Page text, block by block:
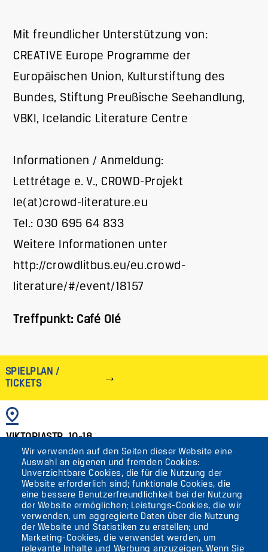
Wir verwenden auf den Seiten dieser Website eine
Auswahl an eigenen und fremden Cookies:
Unverzichtbare Cookies, die für die Nutzung der
Website erforderlich sind; funktionale Cookies, die
eine bessere Benutzerfreundlichkeit bei der Nutzung
der Website ermöglichen; Leistungs-Cookies, die wir
verwenden, um aggregierte Daten über die Nutzung
der Website und Statistiken zu erstellen; und
Marketing-Cookies, die verwendet werden, um
relevante Inhalte und Werbung anzuzeigen. Wenn Sie
Mit freundlicher Unterstützung von:
CREATIVE Europe Programme der
Europäischen Union, Kulturstiftung des
Bundes, Stiftung Preußische Seehandlung,
VBKI, Icelandic Literature Centre
Informationen / Anmeldung:
Lettrétage e. V., CROWD-Projekt
le(at)crowd-literature.eu
Tel.: 030 695 64 833
Weitere Informationen unter
http://crowdlitbus.eu/eu.crowd-
literature/#/event/18157
Treffpunkt: Café Olé
SPIELPLAN /
TICKETS
BILD
VIKTORIASTR. 10-18
12105 BERLIN
TEMPELHOF
AKTUELLES
KONTAKT